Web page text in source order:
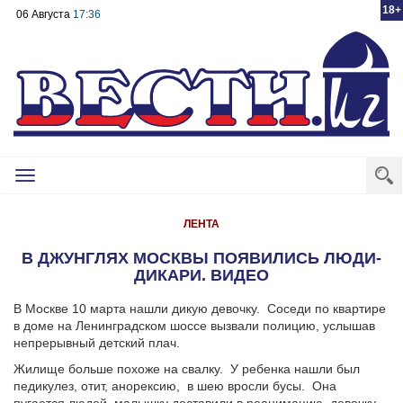
18+
06 Августа 17:36
Toggle
ЛЕНТА
В ДЖУНГЛЯХ МОСКВЫ ПОЯВИЛИСЬ ЛЮДИ-
ДИКАРИ. ВИДЕО
В Москве 10 марта нашли дикую девочку. Соседи по квартире
в доме на Ленинградском шоссе вызвали полицию, услышав
непрерывный детский плач.
Жилище больше похоже на свалку. У ребенка нашли был
педикулез, отит, анорексию, в шею вросли бусы. Она